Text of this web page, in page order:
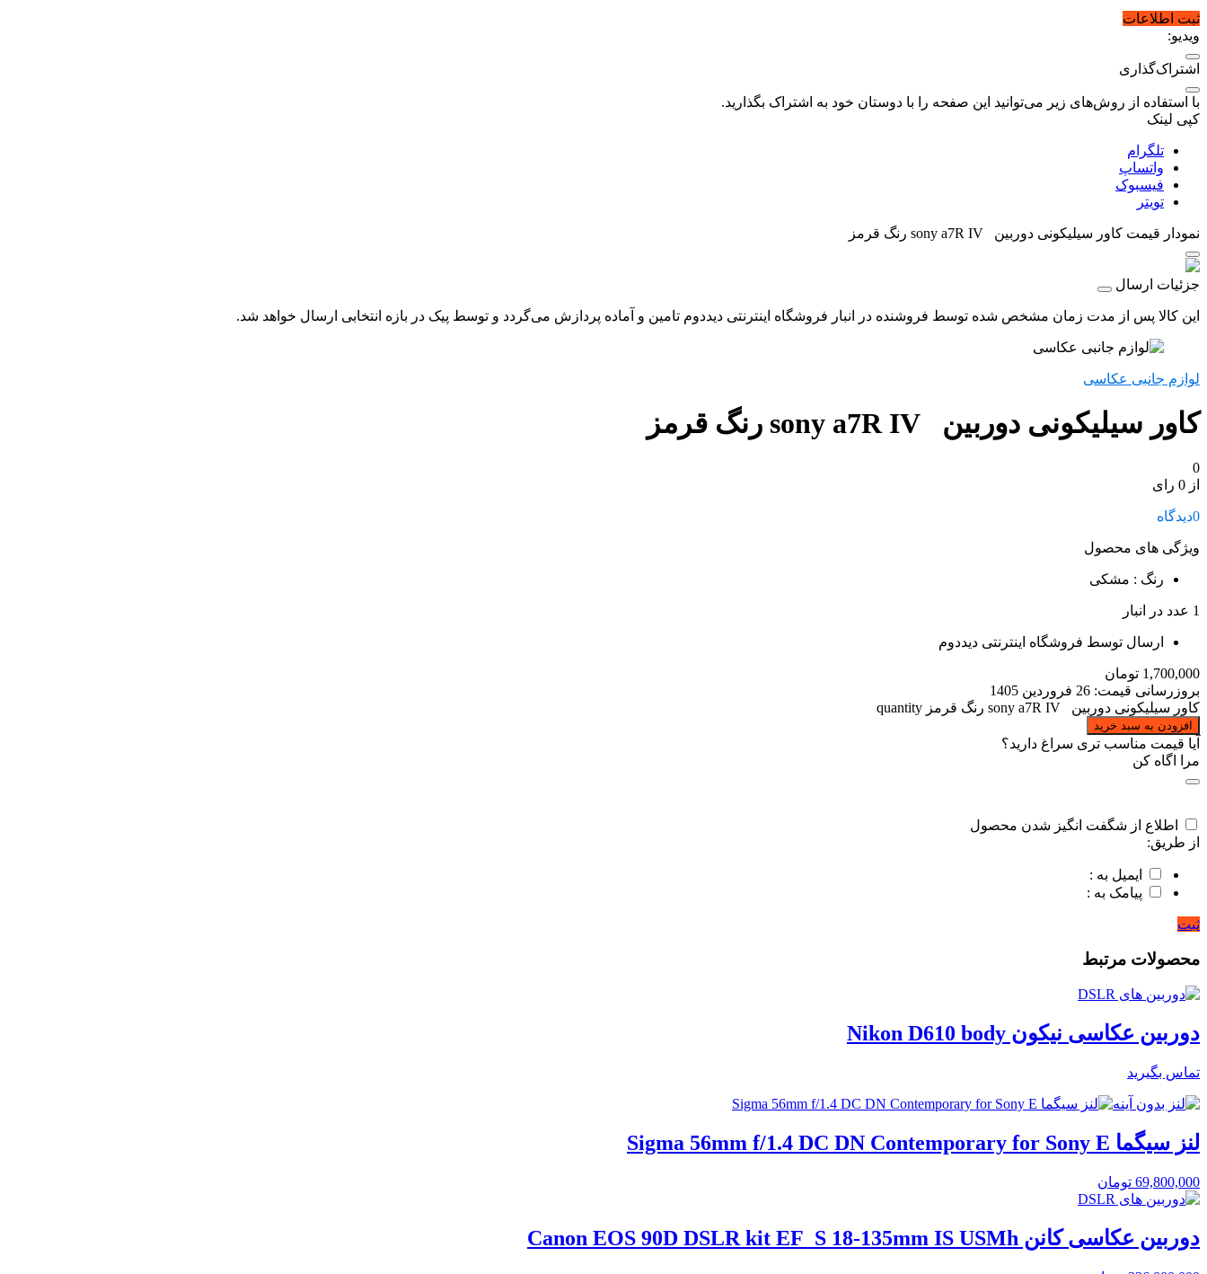
ثبت اطلاعات
ویدیو:
اشتراک‌گذاری
با استفاده از روش‌های زیر می‌توانید این صفحه را با دوستان خود به اشتراک بگذارید.
کپی لینک
تلگرام
واتساپ
فیسبوک
تویتر
نمودار قیمت کاور سیلیکونی دوربین sony a7R IV رنگ قرمز
جزئیات ارسال
این کالا پس از مدت زمان مشخص شده توسط فروشنده در انبار فروشگاه اینترنتی دیددوم تامین و آماده پردازش می‌گردد و توسط پیک در بازه انتخابی ارسال خواهد شد.
لوازم جانبی عکاسی
کاور سیلیکونی دوربین sony a7R IV رنگ قرمز
0
از 0 رای
0دیدگاه
ویژگی های محصول
رنگ : مشکی
1 عدد در انبار
ارسال توسط فروشگاه اینترنتی دیددوم
1,700,000 تومان
بروزرسانی قیمت: 26 فروردین 1405
کاور سیلیکونی دوربین sony a7R IV رنگ قرمز quantity
افزودن به سبد خرید
آیا قیمت مناسب تری سراغ دارید؟
مرا اگاه کن
اطلاع از شگفت انگیز شدن محصول
از طریق:
ایمیل به :
پیامک به :
ثبت
محصولات مرتبط
دوربین عکاسی نیکون Nikon D610 body
تماس بگیرید
لنز سیگما Sigma 56mm f/1.4 DC DN Contemporary for Sony E
69,800,000 تومان
دوربین عکاسی کانن Canon EOS 90D DSLR kit EF_S 18-135mm IS USMh